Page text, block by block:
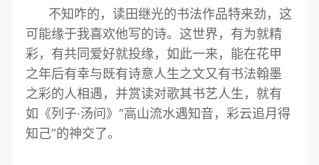
不知咋的，读田继光的书法作品特来劲，这
可能缘于我喜欢他写的诗。这世界，有为就精
彩，有共同爱好就投缘，如此一来，能在花甲
之年后有幸与既有诗意人生之文又有书法翰墨
之彩的人相遇，并赏读对歌其书艺人生，就有
如《列子·汤问》“高山流水遇知音，彩云追月得
知己”的神交了。